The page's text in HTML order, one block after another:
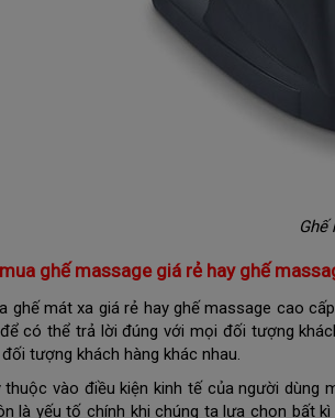
ghế massage giá rẻ hay ghế
ghế mát xa giá rẻ hay ghế massage cao
có thể trả lời đúng với mọi đối tượng
tượng khách hàng khác nhau.
thuộc vào điều kiện kinh tế của người dùng
là yếu tố chính khi chúng ta lựa chọn bất